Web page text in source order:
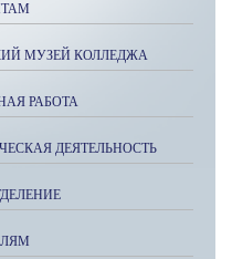
МУЗЕЙ КОЛЛЕДЖА
РАБОТА
ДЕЯТЕЛЬНОСТЬ